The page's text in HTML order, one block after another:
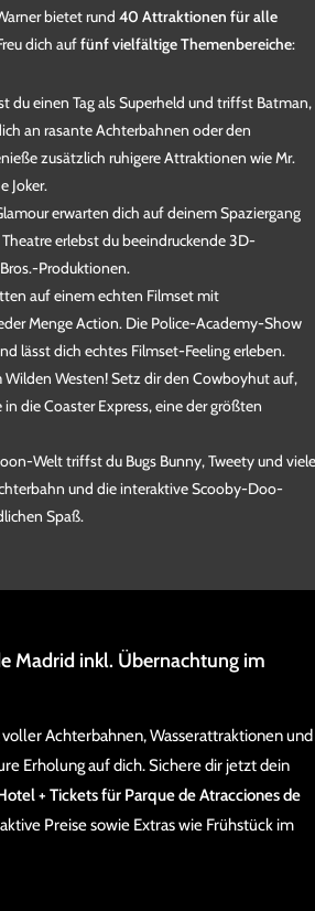
bietet rund 40 Attraktionen für alle
dich auffünf vielfältige Themenbereiche:
du einen Tag als Superheld und triffst Batman,
an rasante Achterbahnen oder den
zusätzlich ruhigere Attraktionen wie Mr.
Joker.
erwarten dich auf deinem Spaziergang
erlebst du beeindruckende 3D-
Produktionen.
auf einem echten Filmset mit
Menge Action. Die Police-Academy-Show
lässt dich echtes Filmset-Feeling erleben.
Westen! Setz dir den Cowboyhut auf,
die Coaster Express, eine der größten
Welt triffst du Bugs Bunny, Tweety und viele
und die interaktive Scooby-Doo-
Spaß.
Madrid inkl. Übernachtung im
Achterbahnen, Wasserattraktionen und
Erholung auf dich. Sichere dir jetzt dein
+ Tickets für Parque de Atracciones de
Preise sowie Extras wie Frühstück im